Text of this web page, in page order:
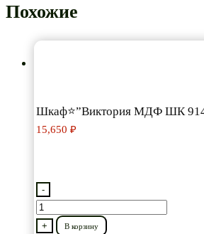
Похожие
Шкаф⭐”Виктория МДФ ШК 914
15,650 ₽
-
Количество
товара
+ В корзину